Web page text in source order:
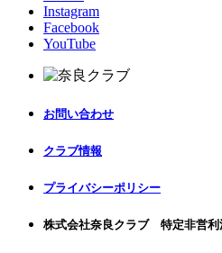
Instagram
Facebook
YouTube
お問い合わせ
クラブ情報
プライバシーポリシー
株式会社奈良クラブ 特定非営利